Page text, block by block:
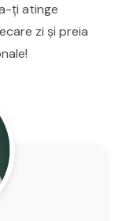
ți atinge
zi și preia